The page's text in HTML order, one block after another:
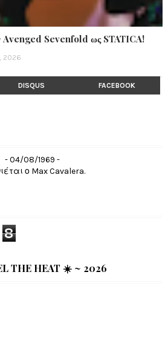
Avenged Sevenfold ως STATICA!
2026
DISQUS FACEBOOK
- 04/08/1969 -
ο Max Cavalera.
8
THE HEAT ☀️ ~ 2026